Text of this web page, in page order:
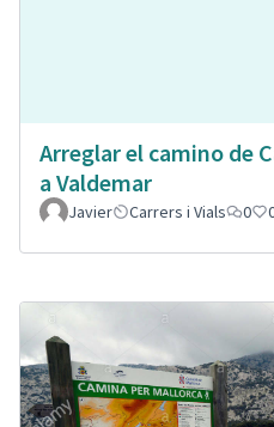
Arreglar el camino de
a Valdemar
Javier Carrers i Vials 0